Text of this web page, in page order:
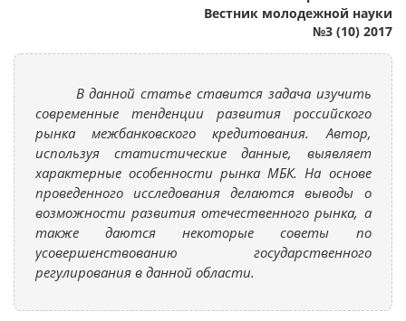
Вестник молодежной науки
№3 (10) 2017
В данной статье ставится задача изучить
современные тенденции развития российского
рынка межбанковского кредитования. Автор,
используя статистические данные, выявляет
характерные особенности рынка МБК. На основе
проведенного исследования делаются выводы о
возможности развития отечественного рынка, а
также даются некоторые советы по
усовершенствованию государственного
регулирования в данной области.